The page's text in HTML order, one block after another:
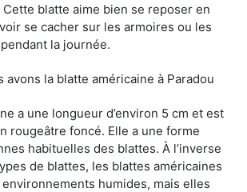
blatte aime bien se reposer en
se cacher sur les armoires ou les
la journée.
avons la blatte américaine à Paradou
a une longueur d’environ 5 cm et est
rougeâtre foncé. Elle a une forme
habituelles des blattes. À l’inverse
de blattes, les blattes américaines
humides, mais elles